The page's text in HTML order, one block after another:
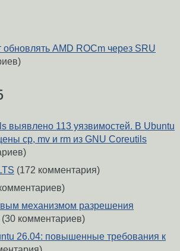
обновлять AMD ROCm через SRU
выявлено 113 уязвимостей. В Ubuntu
cp, mv и rm из GNU Coreutils
(172 комментария)
механизмом разрешения
(30 комментариев)
26.04: повышенные требования к